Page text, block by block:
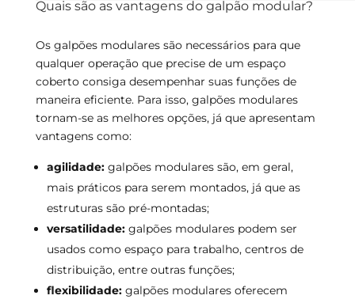
Quais são as vantagens do galpão modular?
Os galpões modulares são necessários para que
qualquer operação que precise de um espaço
coberto consiga desempenhar suas funções de
maneira eficiente. Para isso, galpões modulares
tornam-se as melhores opções, já que apresentam
vantagens como:
agilidade: galpões modulares são, em geral,
mais práticos para serem montados, já que as
estruturas são pré-montadas;
versatilidade: galpões modulares podem ser
usados como espaço para trabalho, centros de
distribuição, entre outras funções;
flexibilidade: galpões modulares oferecem